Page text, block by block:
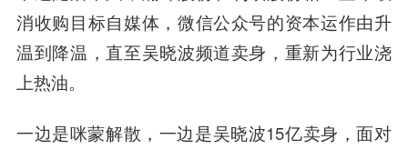
消收购目标自媒体，微信公众号的资本运作由升
温到降温，直至吴晓波频道卖身，重新为行业浇
上热油。
一边是咪蒙解散，一边是吴晓波15亿卖身，面对